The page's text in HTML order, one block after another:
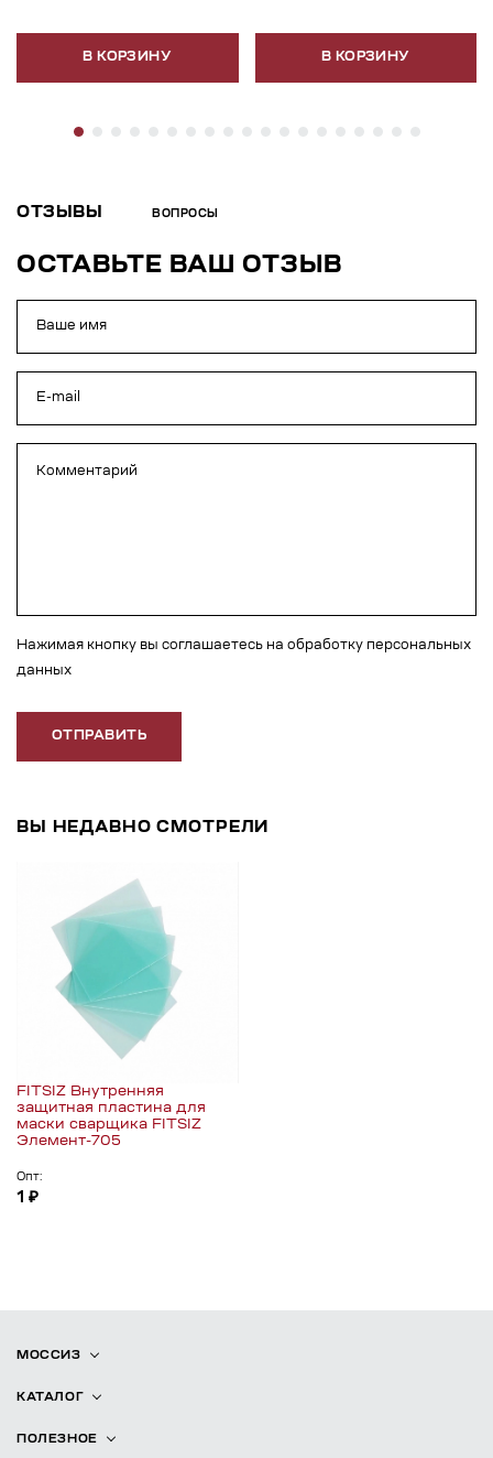
В КОРЗИНУ В КОРЗИНУ
ОТЗЫВЫ ВОПРОСЫ
ОСТАВЬТЕ ВАШ ОТЗЫВ
Нажимая кнопку вы соглашаетесь на обработку персональных
данных
ОТПРАВИТЬ
ВЫ НЕДАВНО СМОТРЕЛИ
FITSIZ Внутренняя
защитная пластина для
маски сварщика FITSIZ
Элемент-705
Опт:
1 ₽
МОССИЗ
КАТАЛОГ
ПОЛЕЗНОЕ